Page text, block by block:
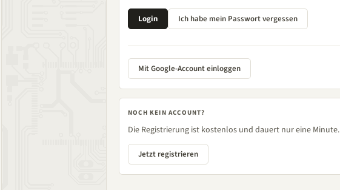
Mit Google-Account einloggen
NOCH KEIN ACCOUNT?
Die Registrierung ist kostenlos und dauert nur eine Minute.
Jetzt registrieren